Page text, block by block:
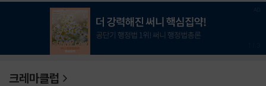
크레마클럽